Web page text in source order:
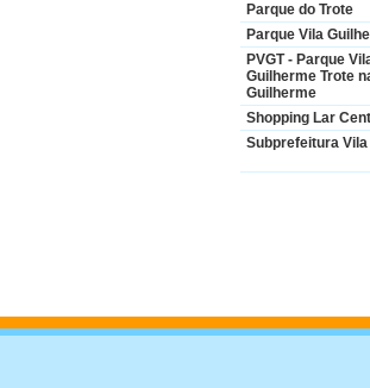
Parque do Trote
Parque Vila
PVGT - Parque
Guilherme Trote
Guilherme
Shopping Lar
Subprefeitura